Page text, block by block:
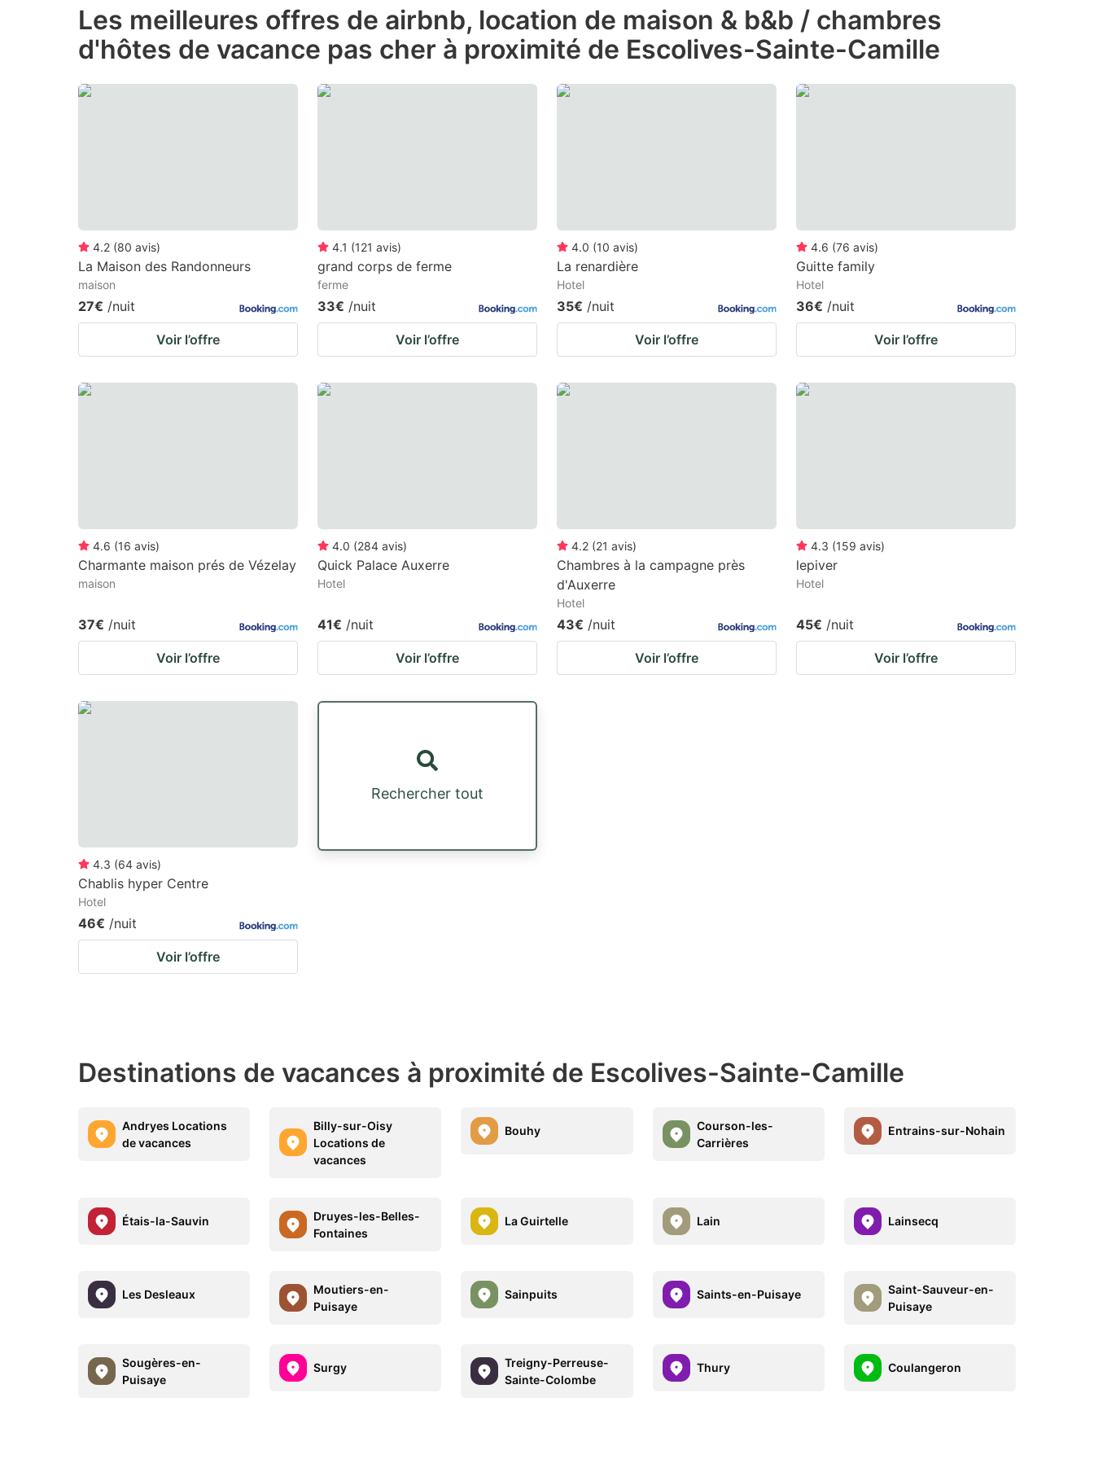
the
question
for
changing
the
question
for
changing
dates.
Les meilleures offres de airbnb, location de maison & b&b / chambres
d'hôtes de vacance pas cher à proximité de Escolives-Sainte-Camille
4.2 (80 avis)
La Maison des Randonneurs
maison
27€ /nuit
Voir l’offre
4.1 (121 avis)
grand corps de ferme
ferme
33€ /nuit
Voir l’offre
4.0 (10 avis)
La renardière
Hotel
35€ /nuit
Voir l’offre
4.6 (76 avis)
Guitte family
Hotel
36€ /nuit
Voir l’offre
4.6 (16 avis)
Charmante maison prés de Vézelay
maison
37€ /nuit
Voir l’offre
4.0 (284 avis)
Quick Palace Auxerre
Hotel
41€ /nuit
Voir l’offre
4.2 (21 avis)
Chambres à la campagne près
d'Auxerre
Hotel
43€ /nuit
Voir l’offre
4.3 (159 avis)
lepiver
Hotel
45€ /nuit
Voir l’offre
4.3 (64 avis)
Chablis hyper Centre
Hotel
46€ /nuit
Voir l’offre
Rechercher tout
Destinations de vacances à proximité de Escolives-Sainte-Camille
Andryes Locations
de vacances
Billy-sur-Oisy
Locations de
vacances
Bouhy
Courson-les-
Carrières
Entrains-sur-Nohain
Étais-la-Sauvin
Druyes-les-Belles-
Fontaines
La Guirtelle Lain Lainsecq
Les Desleaux
Moutiers-en-
Puisaye
Sainpuits Saints-en-Puisaye
Saint-Sauveur-en-
Puisaye
Sougères-en-
Puisaye
Surgy
Treigny-Perreuse-
Sainte-Colombe
Thury Coulangeron